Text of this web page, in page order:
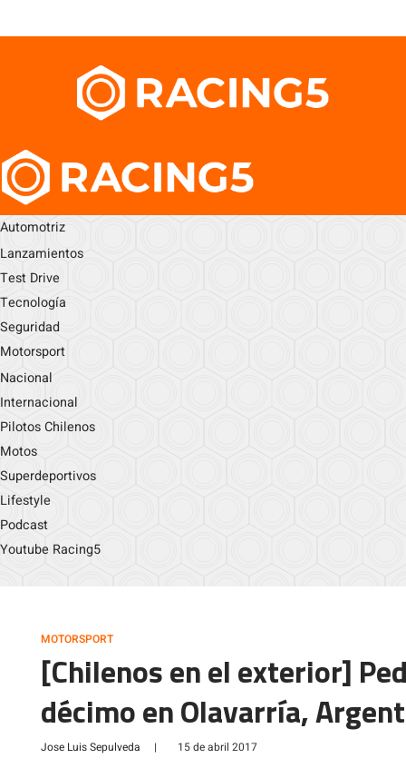
Automotriz
Lanzamientos
Test Drive
Tecnología
Seguridad
Motorsport
Nacional
Internacional
Pilotos Chilenos
Motos
Superdeportivos
Lifestyle
Podcast
Youtube Racing5
MOTORSPORT
[Chilenos en el exterior]
décimo en Olavarría,
Jose Luis Sepulveda | 15 de abril 2017